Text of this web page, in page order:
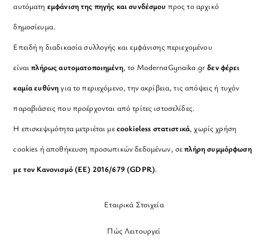
αυτόματη εμφάνιση της πηγής και συνδέσμου προς το αρχικό
δημοσίευμα.
Επειδή η διαδικασία συλλογής και εμφάνισης περιεχομένου
είναιπλήρως αυτοματοποιημένη, το ModernaGynaika.grδεν φέρει
καμία ευθύνηγια το περιεχόμενο, την ακρίβεια, τις απόψεις ή τυχόν
παραβιάσεις που προέρχονται από τρίτες ιστοσελίδες.
Η επισκεψιμότητα μετριέται μεcookieless στατιστικά, χωρίς χρήση
cookies ή αποθήκευση προσωπικών δεδομένων, σεπλήρη συμμόρφωση
με τον Κανονισμό (ΕΕ) 2016/679 (GDPR).
Εταιρικά Στοιχεία
Πώς Λειτουργεί